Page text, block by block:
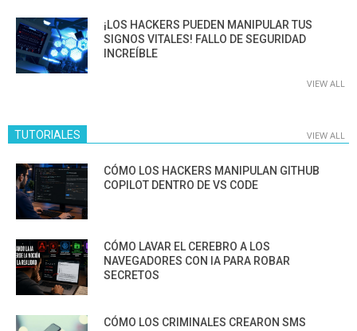
¡LOS HACKERS PUEDEN MANIPULAR TUS
SIGNOS VITALES! FALLO DE SEGURIDAD
INCREÍBLE
VIEW ALL
TUTORIALES VIEW ALL
CÓMO LOS HACKERS MANIPULAN GITHUB
COPILOT DENTRO DE VS CODE
CÓMO LAVAR EL CEREBRO A LOS
NAVEGADORES CON IA PARA ROBAR
SECRETOS
CÓMO LOS CRIMINALES CREARON SMS